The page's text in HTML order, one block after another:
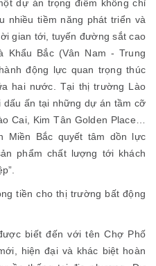
dự án trọng điểm không chỉ
nhiều tiềm năng phát triển và
gian tới, tuyến đường sắt cao
Bắc (Vân Nam - Trung
động lực quan trọng thúc
hai nước. Tại thị trường Lào
ấn tại những dự án tầm cỡ
Cai, Kim Tân Golden Place…
Miền Bắc quyết tâm dồn lực
phẩm chất lượng tới khách
tiền cho thị trường bất động
biết đến với tên Chợ Phố
hiện đại và khác biệt hoàn